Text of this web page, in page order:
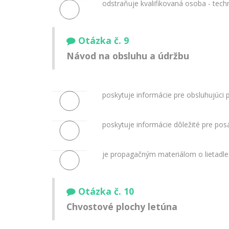
odstraňuje kvalifikovaná osoba -
Otázka č. 9
Návod na obsluhu a údržbu
poskytuje informácie pre obsluhujúci
poskytuje informácie dôležité pre
je propagačným materiálom o lietadle
Otázka č. 10
Chvostové plochy letúna